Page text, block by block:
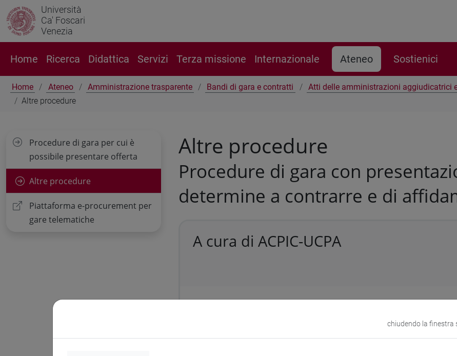
Università
Ca' Foscari
Venezia
Home Ricerca Didattica Servizi Terza missione Internazionale Ateneo Sostienici
Home Ateneo Amministrazione trasparente Bandi di gara e contratti
Atti delle amministrazioni aggiudicatrici
Altre procedure
Altre procedure
Procedure di gara con
determine a contrarre e di
A cura di ACPIC-UCPA
Affidamento diretto in adesione ad Accordo Quadro a REMOR SRL.
Procedure di gara per cui è
possibile presentare offerta
Altre procedure
Piattaforma e-procurement per
gare telematiche
chiudendo la finestra